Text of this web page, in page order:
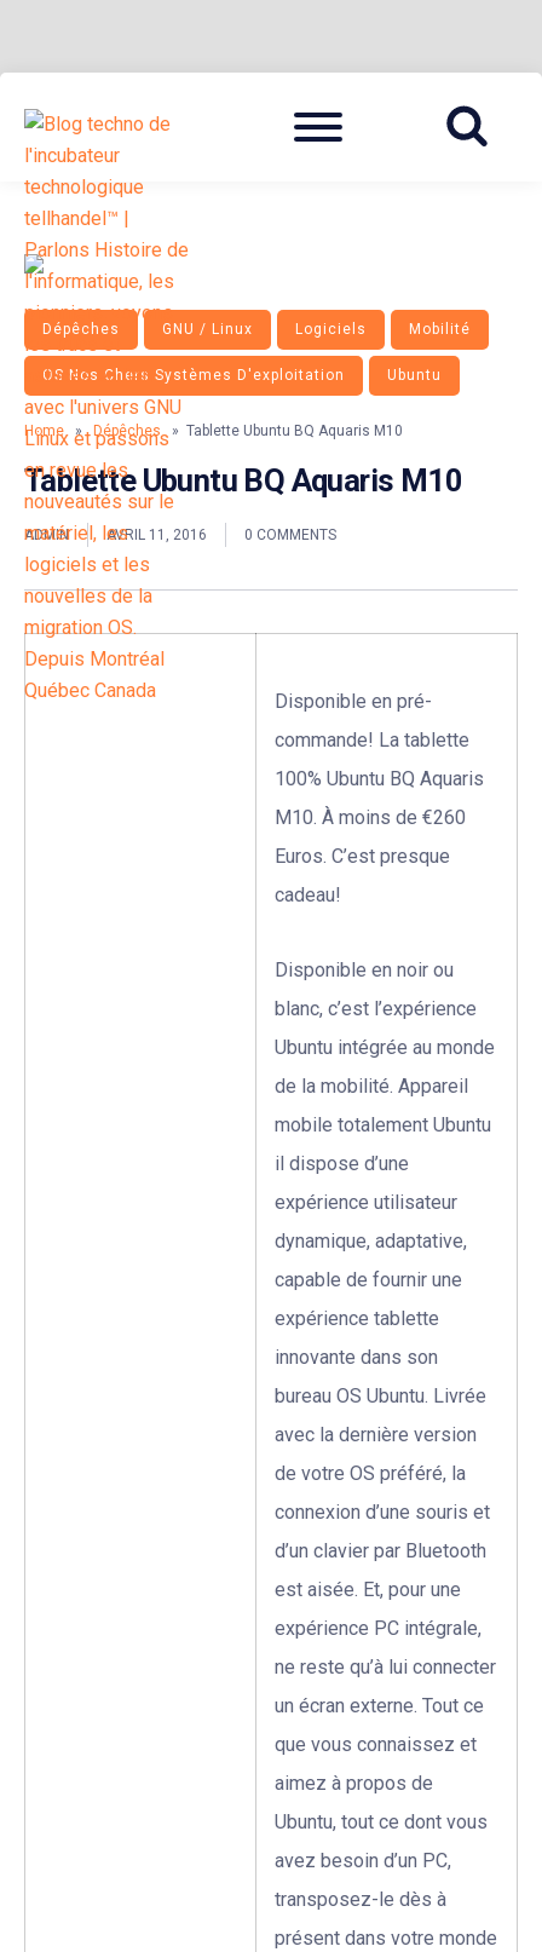
content
BLOG TECHNOLOGIQUE DU HUB | MIGRATION GNU LINUX
Menu
Dépêches GNU / Linux Logiciels Mobilité
OS Nos Chers Systèmes D'exploitation Ubuntu
Home » Dépêches » Tablette Ubuntu BQ Aquaris M10
Tablette Ubuntu BQ Aquaris M10
ADMIN AVRIL 11, 2016 0 COMMENTS
Disponible en pré-
commande! La tablette
100% Ubuntu BQ Aquaris
M10. À moins de €260
Euros. C’est presque
cadeau!
Disponible en noir ou
blanc, c’est l’expérience
Ubuntu intégrée au monde
de la mobilité. Appareil
mobile totalement Ubuntu
il dispose d’une
expérience utilisateur
dynamique, adaptative,
capable de fournir une
expérience tablette
innovante dans son
bureau OS Ubuntu. Livrée
avec la dernière version
de votre OS préféré, la
connexion d’une souris et
d’un clavier par Bluetooth
est aisée. Et, pour une
expérience PC intégrale,
ne reste qu’à lui connecter
un écran externe. Tout ce
que vous connaissez et
aimez à propos de
Ubuntu, tout ce dont vous
avez besoin d’un PC,
transposez-le dès à
présent dans votre monde